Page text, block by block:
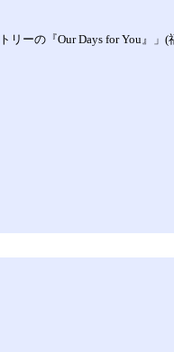
ーの『Our Days for You』」(